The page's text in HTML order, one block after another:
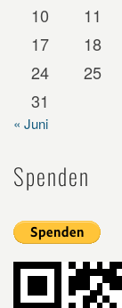
10
11
17
18
24
25
31
« Juni
Spenden